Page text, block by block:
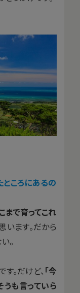
ところにあるの
まで育ってこれ
います。だから
。
。だけど、 「今
うも言っていら